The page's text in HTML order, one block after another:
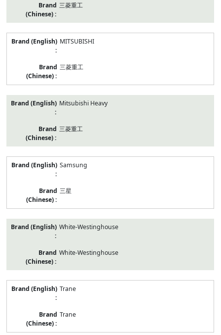
三菱重工
MITSUBISHI
三菱重工
Mitsubishi Heavy
三菱重工
Samsung
三星
White-Westinghouse
White-Westinghouse
Trane
Trane